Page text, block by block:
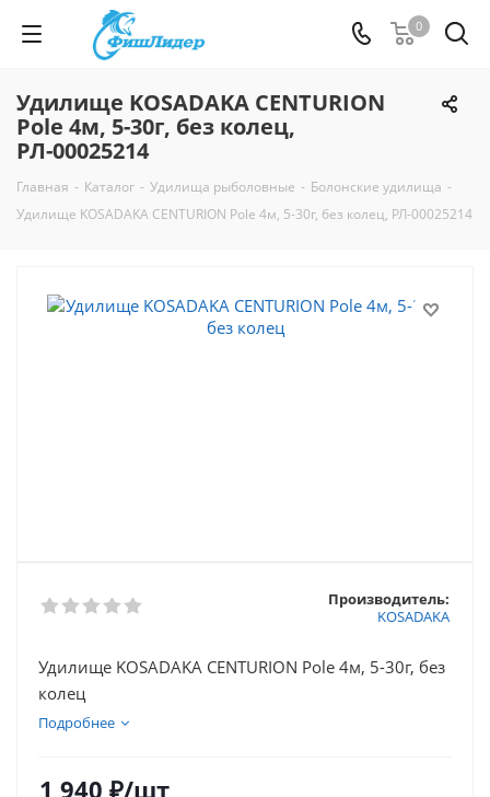
0
Удилище KOSADAKA CENTURION
Pole 4м, 5-30г, без колец,
РЛ-00025214
Главная - Каталог - Удилища рыболовные - Болонские удилища -
Удилище KOSADAKA CENTURION Pole 4м, 5-30г, без колец, РЛ-00025214
Производитель:
KOSADAKA
Удилище KOSADAKA CENTURION Pole 4м, 5-30г, без
колец
Подробнее
1 940 ₽/шт